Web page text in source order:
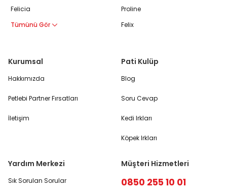
Felicia
Tümünü Gör
Proline
Felix
Kurumsal
Hakkımızda
Petlebi Partner Fırsatları
İletişim
Pati Kulüp
Blog
Soru Cevap
Kedi Irkları
Köpek Irkları
Yardım Merkezi
Sık Sorulan Sorular
Müşteri Hizmetleri
0850 255 10 01